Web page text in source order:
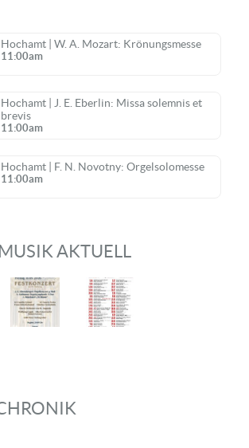
Hochamt | W. A. Mozart: Krönungsmesse
11:00am
Hochamt | J. E. Eberlin: Missa solemnis et
brevis
11:00am
Hochamt | F. N. Novotny: Orgelsolomesse
11:00am
AKTUELL